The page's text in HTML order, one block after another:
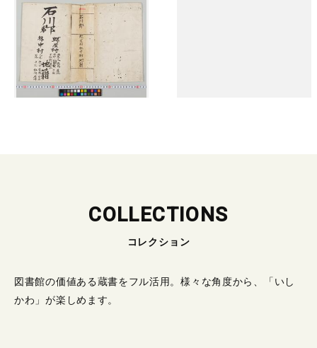
COLLECTIONS
コレクション
図書館の価値ある蔵書をフル活用。様々な角度から、「いし
かわ」が楽しめます。